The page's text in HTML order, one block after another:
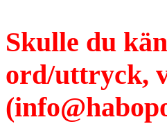
Skulle du
ord/uttryck,